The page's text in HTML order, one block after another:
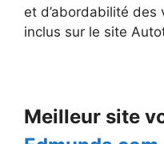
et d’abordabilité
inclus sur le site
Meilleur site